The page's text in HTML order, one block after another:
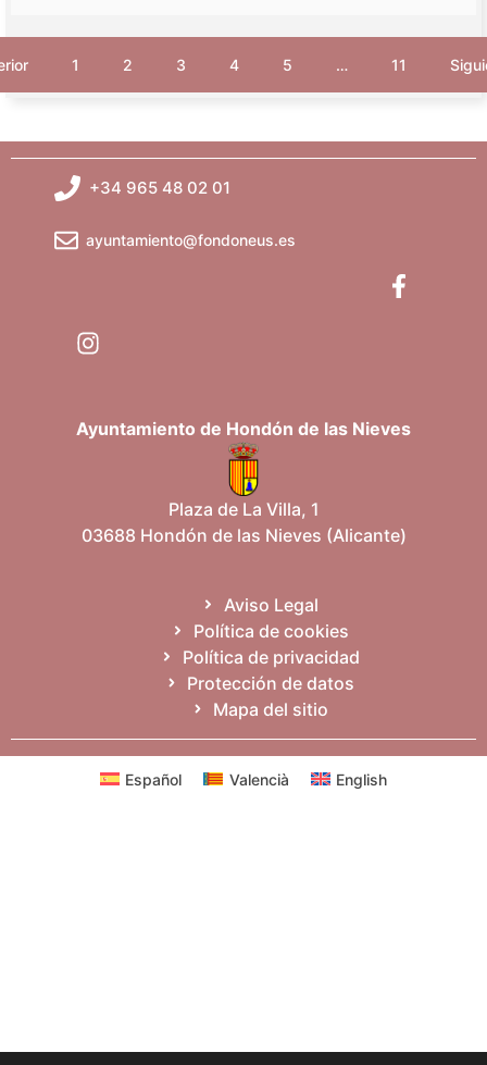
1 2 3 4 5 … 11
+34 965 48 02 01
ayuntamiento@fondoneus.es
Ayuntamiento de Hondón de las Nieves
Plaza de La Villa, 1
03688 Hondón de las Nieves (Alicante)
Aviso Legal
Política de cookies
Política de privacidad
Protección de datos
Mapa del sitio
Español Valencià English